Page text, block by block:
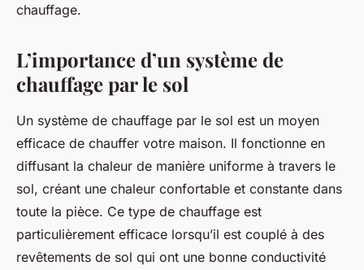
chauffage.
L’importance d’un système de
chauffage par le sol
Un système de chauffage par le sol est un moyen
efficace de chauffer votre maison. Il fonctionne en
diffusant la chaleur de manière uniforme à travers le
sol, créant une chaleur confortable et constante dans
toute la pièce. Ce type de chauffage est
particulièrement efficace lorsqu’il est couplé à des
revêtements de sol qui ont une bonne conductivité